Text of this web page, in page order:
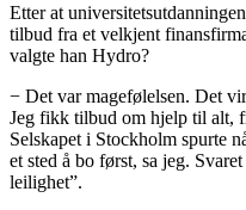
Etter at
tilbud fra et velkjent
valgte han Hydro?
− Det var magefølelsen. Det
Jeg fikk tilbud om hjelp til alt,
Selskapet i Stockholm spurte
et sted å bo først, sa jeg.
leilighet”.